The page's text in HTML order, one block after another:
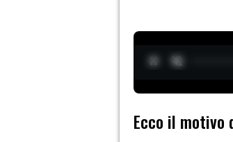
Ecco il motivo